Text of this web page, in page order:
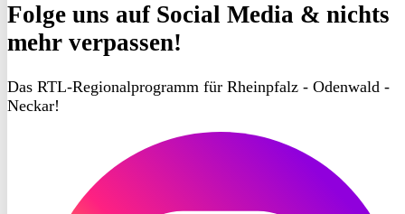
Folge uns auf Social Media & nichts
mehr verpassen!
Das RTL-Regionalprogramm für Rheinpfalz - Odenwald -
Neckar!
Instagram